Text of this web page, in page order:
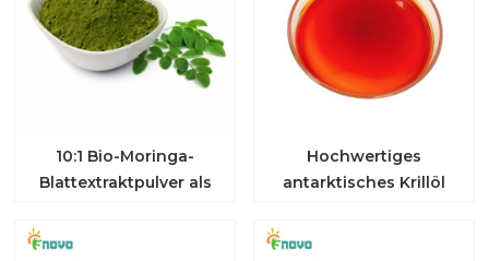
10:1 Bio-Moringa-
Blattextraktpulver als
Hochwertiges
antarktisches Krillöl